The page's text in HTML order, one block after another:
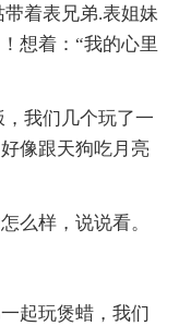
着表兄弟.表姐妹
想着：“我的心里
我们几个玩了一
像跟天狗吃月亮
么样，说说看。
起玩煲蜡，我们